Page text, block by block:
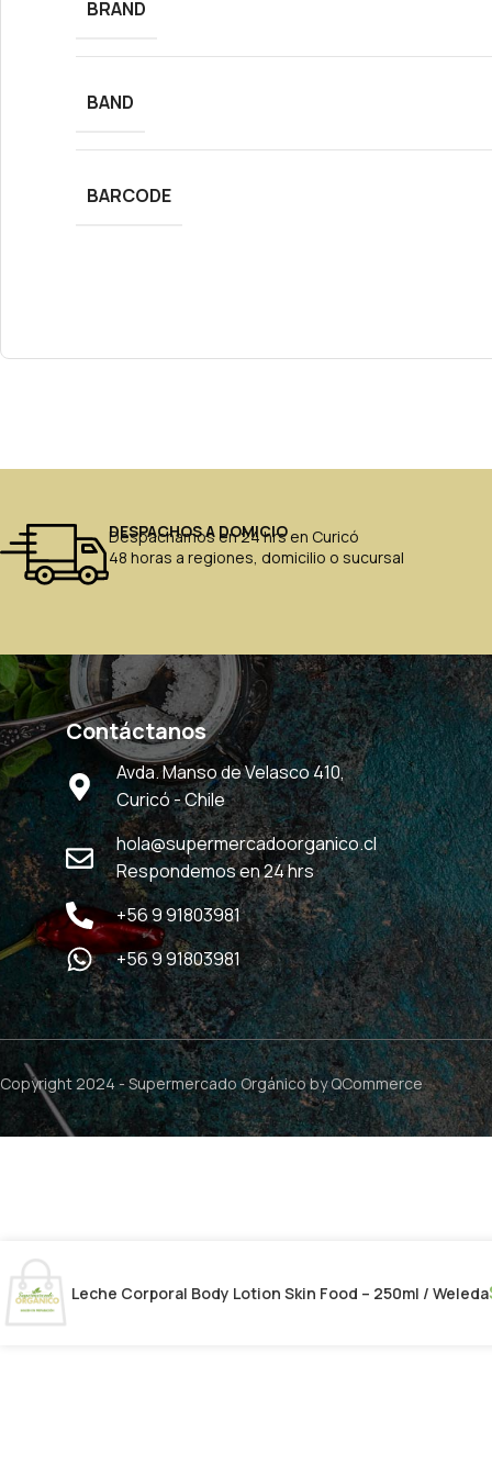
BRAND
BAND
BARCODE
DESPACHOS A DOMICIO
Despachamos en 24 hrs en Curicó
48 horas a regiones, domicilio o sucursal
Contáctanos
Avda. Manso de Velasco 410,
Curicó - Chile
hola@supermercadoorganico.cl
Respondemos en 24 hrs
+56 9 91803981
+56 9 91803981
Copyright 2024 -Supermercado Orgánicoby QCommerce
Leche Corporal Body Lotion Skin Food – 250ml / Weleda